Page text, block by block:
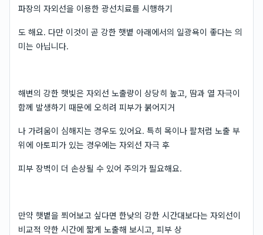
파장의 자외선을 이용한 광선치료를 시행하기
도 해요. 다만 이것이 곧 강한 햇볕 아래에서의 일광욕이 좋다는 의
미는 아닙니다.
해변의 강한 햇빛은 자외선 노출량이 상당히 높고, 땀과 열 자극이
함께 발생하기 때문에 오히려 피부가 붉어지거
나 가려움이 심해지는 경우도 있어요. 특히 목이나 팔처럼 노출 부
위에 아토피가 있는 경우에는 자외선 자극 후
피부 장벽이 더 손상될 수 있어 주의가 필요해요.
만약 햇볕을 쬐어보고 싶다면 한낮의 강한 시간대보다는 자외선이
비교적 약한 시간에 짧게 노출해 보시고, 피부 상